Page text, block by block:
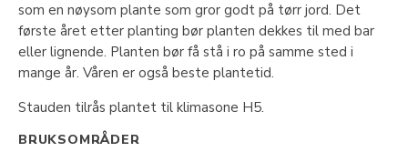
som en nøysom plante som gror godt på tørr jord. Det
første året etter planting bør planten dekkes til med bar
eller lignende. Planten bør få stå i ro på samme sted i
mange år. Våren er også beste plantetid.
Stauden tilrås plantet til klimasone H5.
BRUKSOMRÅDER